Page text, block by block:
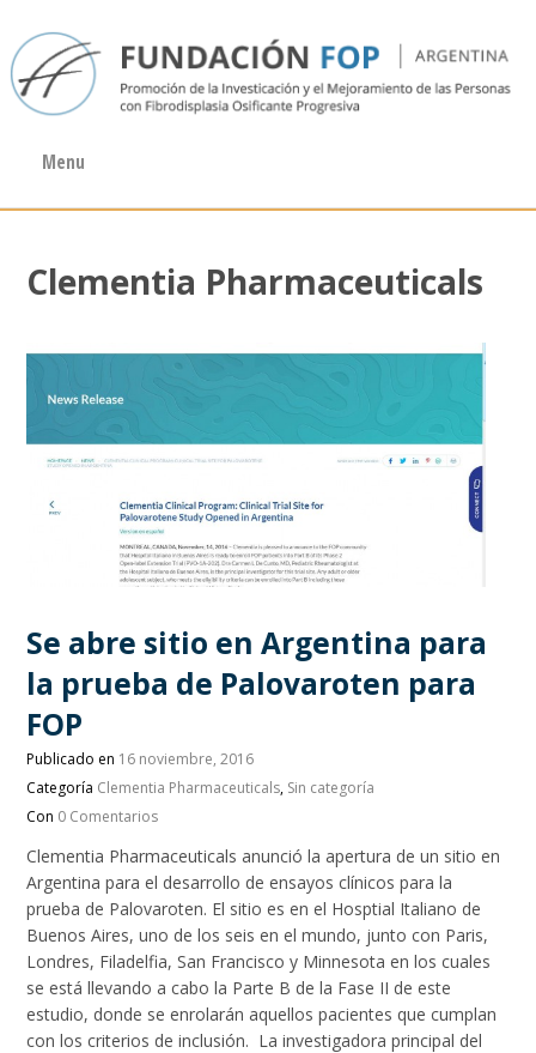
Menu
Clementia Pharmaceuticals
Se abre sitio en Argentina para
la prueba de Palovaroten para
FOP
Publicado en 16 noviembre, 2016
Categoría Clementia Pharmaceuticals, Sin categoría
Con 0 Comentarios
Clementia Pharmaceuticals anunció la apertura de un sitio en
Argentina para el desarrollo de ensayos clínicos para la
prueba de Palovaroten. El sitio es en el Hosptial Italiano de
Buenos Aires, uno de los seis en el mundo, junto con Paris,
Londres, Filadelfia, San Francisco y Minnesota en los cuales
se está llevando a cabo la Parte B de la Fase II de este
estudio, donde se enrolarán aquellos pacientes que cumplan
con los criterios de inclusión. La investigadora principal del